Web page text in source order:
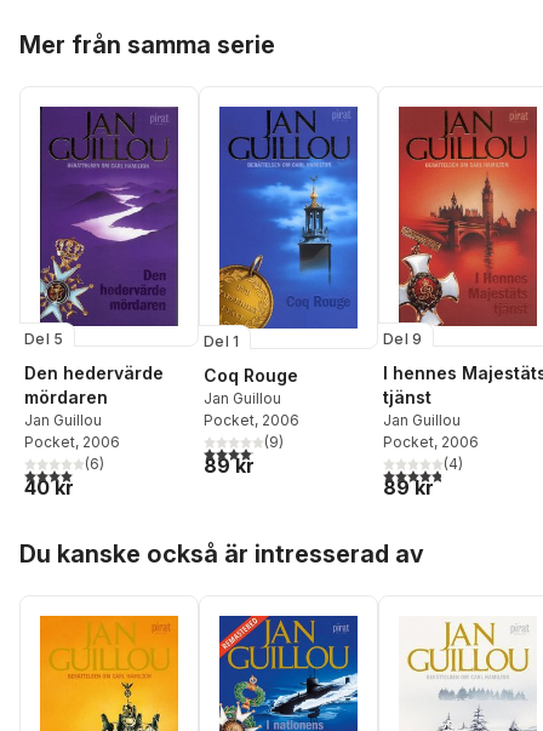
Mer från samma serie
Del 5
Den hedervärde
mördaren
Jan Guillou
Pocket, 2006
4,0utav 5 stjärnor. Totalt antal röster:
(6)
40 kr
Del 1
Coq Rouge
Jan Guillou
Pocket, 2006
4,1utav 5 stjärnor. Totalt antal röster:
(9)
89 kr
Del 9
I hennes
tjänst
Jan Guillou
Pocket, 2006
4,8utav 5 stjärnor.
(4)
89 kr
Du kanske också är intresserad av